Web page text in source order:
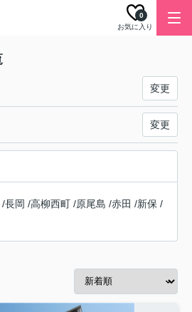
お気に入り
0
変更
変更
/長岡 /高柳西町 /原尾島 /赤田 /新保 /